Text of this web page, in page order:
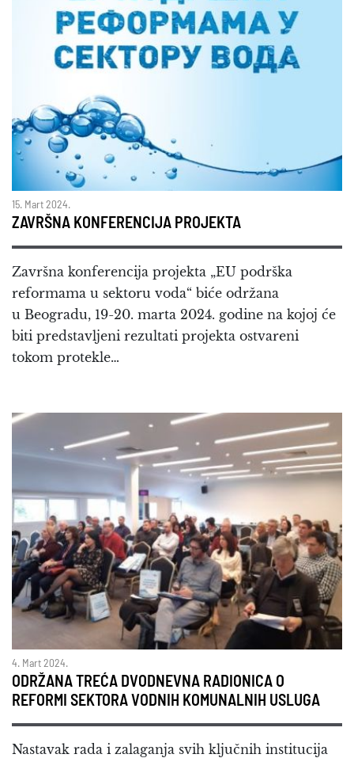
15. Mart 2024.
ZAVRŠNA KONFERENCIJA PROJEKTA
Završna konferencija projekta „EU podrška
reformama u sektoru voda“ biće održana
u Beogradu, 19-20. marta 2024. godine na kojoj će
biti predstavljeni rezultati projekta ostvareni
tokom protekle…
4. Mart 2024.
ODRŽANA TREĆA DVODNEVNA RADIONICA O
REFORMI SEKTORA VODNIH KOMUNALNIH USLUGA
Nastavak rada i zalaganja svih ključnih institucija